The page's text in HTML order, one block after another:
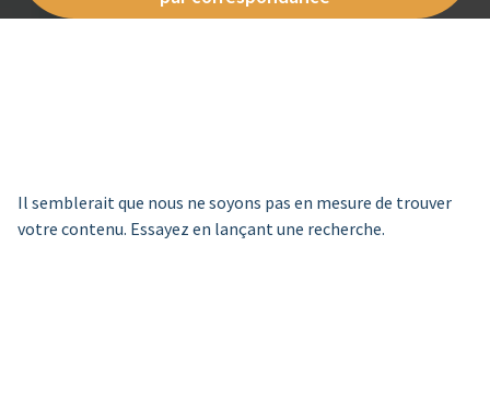
Il semblerait que nous ne soyons pas en mesure de trouver
votre contenu. Essayez en lançant une recherche.